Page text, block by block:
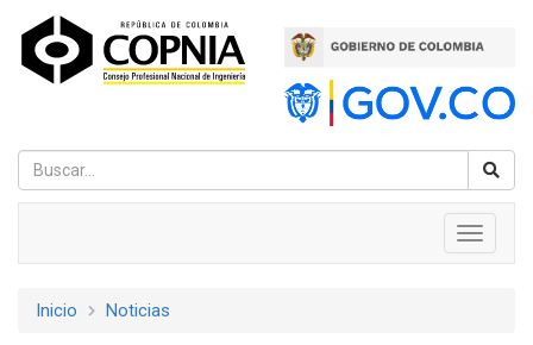
Pasar
contenido
Toggle
Inicio Noticias